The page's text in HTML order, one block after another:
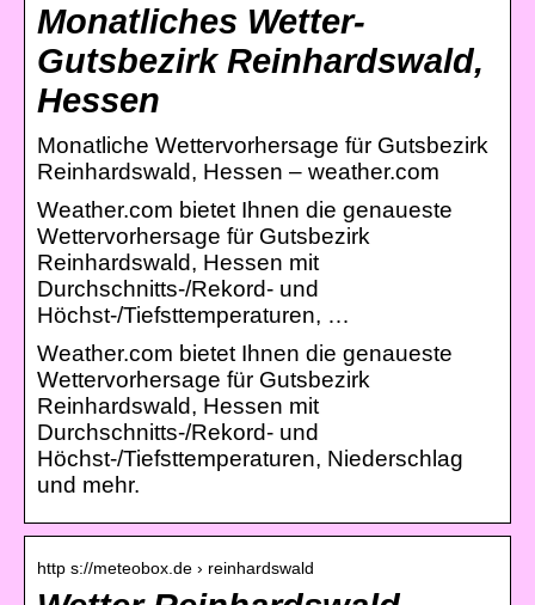
Monatliches Wetter-
Gutsbezirk Reinhardswald,
Hessen
Monatliche Wettervorhersage für Gutsbezirk
Reinhardswald, Hessen – weather.com
Weather.com bietet Ihnen die genaueste
Wettervorhersage für Gutsbezirk
Reinhardswald, Hessen mit
Durchschnitts-/Rekord- und
Höchst-/Tiefsttemperaturen, …
Weather.com bietet Ihnen die genaueste
Wettervorhersage für Gutsbezirk
Reinhardswald, Hessen mit
Durchschnitts-/Rekord- und
Höchst-/Tiefsttemperaturen, Niederschlag
und mehr.
http s://meteobox.de › reinhardswald